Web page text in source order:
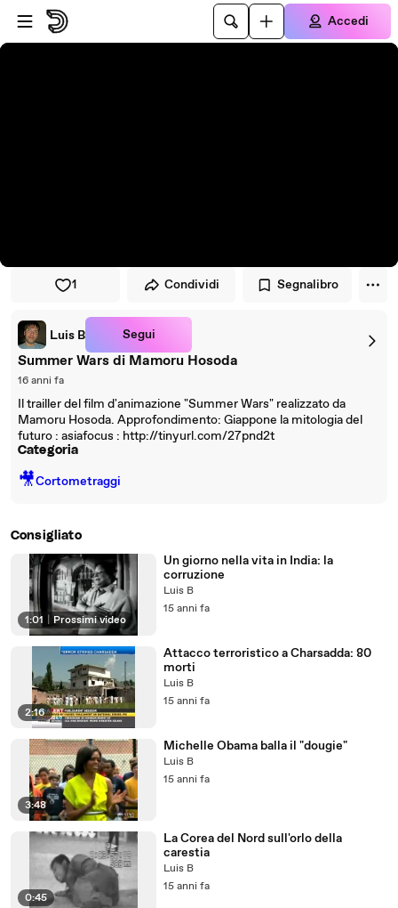
Vai al lettore
Passa al contenuto principale
Accedi
1 Condividi Segnalibro
Luis B Segui
Summer Wars di Mamoru Hosoda
16 anni fa
Il trailler del film d'animazione "Summer Wars" realizzato da
Mamoru Hosoda. Approfondimento: Giappone la mitologia del
futuro : asiafocus : http://tinyurl.com/27pnd2t
Categoria
🎥Cortometraggi
Consigliato
1:01 Prossimi video
Un giorno nella vita in India: la
corruzione
Luis B
15 anni fa
2:16
Attacco terroristico a Charsadda: 80
morti
Luis B
15 anni fa
3:48
Michelle Obama balla il "dougie"
Luis B
15 anni fa
0:45
La Corea del Nord sull'orlo della
carestia
Luis B
15 anni fa